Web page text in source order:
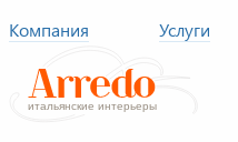
Компания Услуги